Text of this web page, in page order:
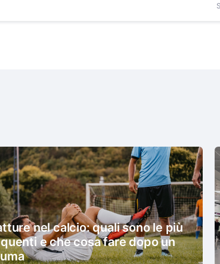
nel calcio: quali sono le più
e che cosa fare dopo un